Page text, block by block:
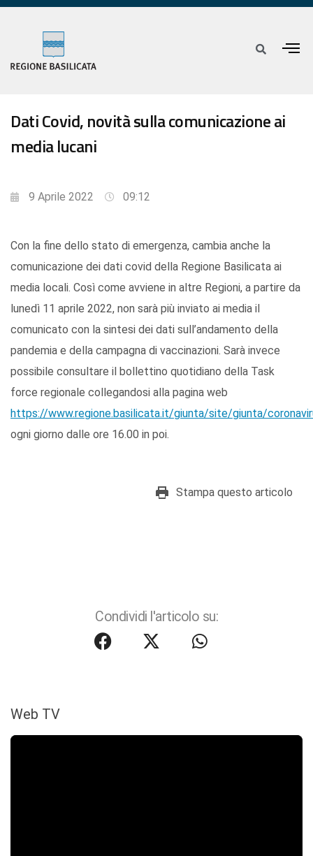
Dati Covid, novità sulla comunicazione ai
media lucani
9 Aprile 2022 09:12
Con la fine dello stato di emergenza, cambia anche la
comunicazione dei dati covid della Regione Basilicata ai
media locali. Così come avviene in altre Regioni, a partire da
lunedì 11 aprile 2022, non sarà più inviato ai media il
comunicato con la sintesi dei dati sull’andamento della
pandemia e della campagna di vaccinazioni. Sarà invece
possibile consultare il bollettino quotidiano della Task
force regionale collegandosi alla pagina web
https://www.regione.basilicata.it/giunta/site/giunta/
ogni giorno dalle ore 16.00 in poi.
Stampa questo articolo
Condividi l'articolo su:
Web TV